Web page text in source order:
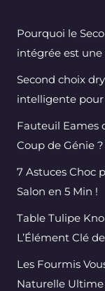
Pourquoi le
intégrée est
Second choix
intelligente pour
Fauteuil Eames
Coup de Génie ?
7 Astuces Choc
Salon en 5 Min !
Table Tulipe
L’Élément Clé
Les Fourmis
Naturelle Ultime